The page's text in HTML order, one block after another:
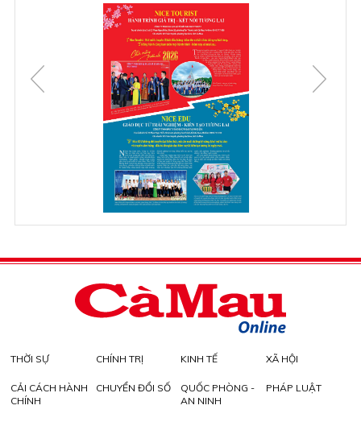
THỜI SỰ CHÍNH TRỊ KINH TẾ XÃ HỘI
CẢI CÁCH HÀNH
CHÍNH
CHUYỂN ĐỔI SỐ
QUỐC PHÒNG -
AN NINH
PHÁP LUẬT